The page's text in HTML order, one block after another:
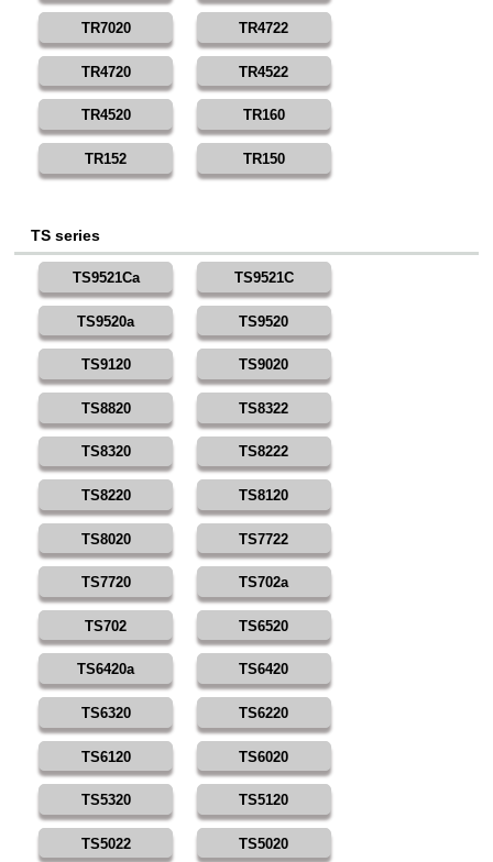
TR7020 TR4722
TR4720 TR4522
TR4520 TR160
TR152 TR150
TS series
TS9521Ca TS9521C
TS9520a TS9520
TS9120 TS9020
TS8820 TS8322
TS8320 TS8222
TS8220 TS8120
TS8020 TS7722
TS7720 TS702a
TS702 TS6520
TS6420a TS6420
TS6320 TS6220
TS6120 TS6020
TS5320 TS5120
TS5022 TS5020